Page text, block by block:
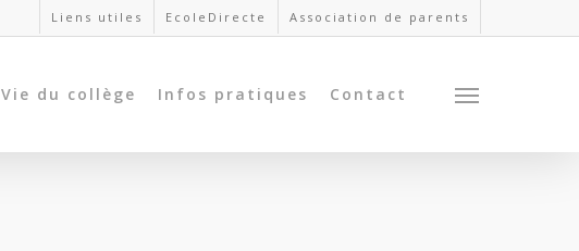
Liens utiles EcoleDirecte Association de parents
Vie du collège Infos pratiques Contact